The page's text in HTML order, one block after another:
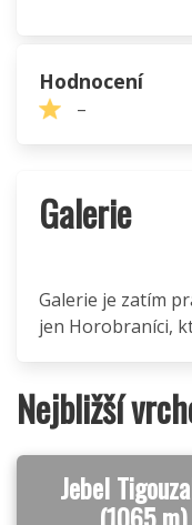
Hodnocení
–
Galerie
Galerie je zatím
jen Horobraníci,
Nejbližší
Jebel